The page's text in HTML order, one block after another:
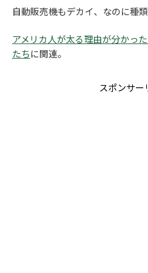
自動販売機もデカイ、なのに種類
アメリカ人が太る理由が分かっ
たち に関連。
スポンサー